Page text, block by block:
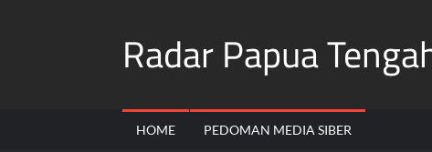
Radar Papua
HOME PEDOMAN MEDIA SIBER